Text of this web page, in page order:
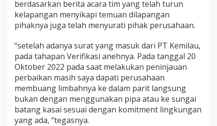
berdasarkan berita acara tim yang telah turun
kelapangan menyikapi temuan dilapangan
pihaknya juga telah menyurati pihak perusahaan.
“setelah adanya surat yang masuk dari PT Kemilau,
pada tahapan Verifikasi anehnya. Pada tanggal 20
Oktober 2022 pada saat melakukan peninjauan
perbaikan masih saya dapati perusahaan
membuang limbahnya ke dalam parit langsung
bukan dengan menggunakan pipa atau ke sungai
batang kasai sesuai dengan komitment lingkungan
yang ada, “tegasnya.